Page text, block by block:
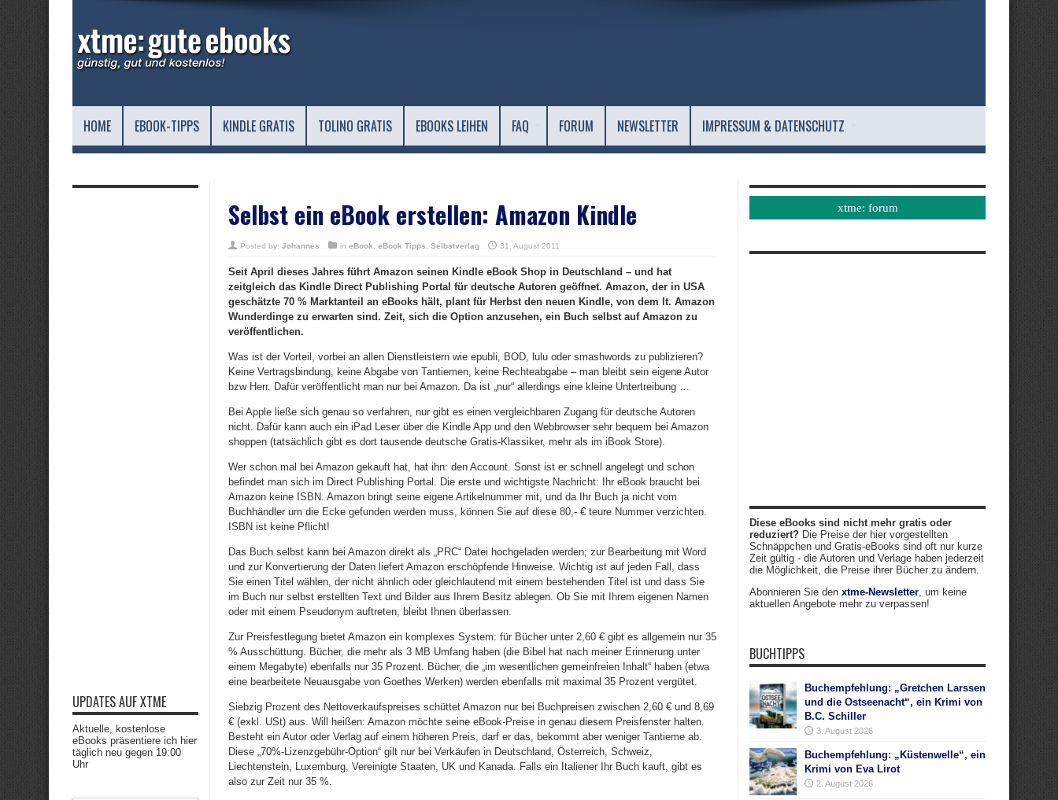
HOME EBOOK-TIPPS KINDLE GRATIS TOLINO GRATIS EBOOKS LEIHEN FAQ FORUM NEWSLETTER IMPRESSUM & DATENSCHUTZ
Selbst ein eBook erstellen: Amazon Kindle
Posted by: Johannes in eBook eBook Tipps Selbstverlag 31. August 2011
Seit April dieses Jahres führt Amazon seinen Kindle eBook Shop in Deutschland – und hat
zeitgleich das Kindle Direct Publishing Portal für deutsche Autoren geöffnet. Amazon, der in USA
geschätzte 70 % Marktanteil an eBooks hält, plant für Herbst den neuen Kindle, von dem lt. Amazon
Wunderdinge zu erwarten sind. Zeit, sich die Option anzusehen, ein Buch selbst auf Amazon zu
veröffentlichen.
Was ist der Vorteil, vorbei an allen Dienstleistern wie epubli, BOD, lulu oder smashwords zu publizieren?
Keine Vertragsbindung, keine Abgabe von Tantiemen, keine Rechteabgabe – man bleibt sein eigene Autor
bzw Herr. Dafür veröffentlicht man nur bei Amazon. Da ist „nur“ allerdings eine kleine Untertreibung …
Bei Apple ließe sich genau so verfahren, nur gibt es einen vergleichbaren Zugang für deutsche Autoren
nicht. Dafür kann auch ein iPad Leser über die Kindle App und den Webbrowser sehr bequem bei Amazon
shoppen (tatsächlich gibt es dort tausende deutsche Gratis-Klassiker, mehr als im iBook Store).
Wer schon mal bei Amazon gekauft hat, hat ihn: den Account. Sonst ist er schnell angelegt und schon
befindet man sich im Direct Publishing Portal. Die erste und wichtigste Nachricht: Ihr eBook braucht bei
Amazon keine ISBN. Amazon bringt seine eigene Artikelnummer mit, und da Ihr Buch ja nicht vom
Buchhändler um die Ecke gefunden werden muss, können Sie auf diese 80,- € teure Nummer verzichten.
ISBN ist keine Pflicht!
Das Buch selbst kann bei Amazon direkt als „PRC“ Datei hochgeladen werden; zur Bearbeitung mit Word
und zur Konvertierung der Daten liefert Amazon erschöpfende Hinweise. Wichtig ist auf jeden Fall, dass
Sie einen Titel wählen, der nicht ähnlich oder gleichlautend mit einem bestehenden Titel ist und dass Sie
im Buch nur selbst erstellten Text und Bilder aus Ihrem Besitz ablegen. Ob Sie mit Ihrem eigenen Namen
oder mit einem Pseudonym auftreten, bleibt Ihnen überlassen.
Zur Preisfestlegung bietet Amazon ein komplexes System: für Bücher unter 2,60 € gibt es allgemein nur 35
% Ausschüttung. Bücher, die mehr als 3 MB Umfang haben (die Bibel hat nach meiner Erinnerung unter
einem Megabyte) ebenfalls nur 35 Prozent. Bücher, die „im wesentlichen gemeinfreien Inhalt“ haben (etwa
eine bearbeitete Neuausgabe von Goethes Werken) werden ebenfalls mit maximal 35 Prozent vergütet.
Siebzig Prozent des Nettoverkaufspreises schüttet Amazon nur bei Buchpreisen zwischen 2,60 € und 8,69
€ (exkl. USt) aus. Will heißen: Amazon möchte seine eBook-Preise in genau diesem Preisfenster halten.
Besteht ein Autor oder Verlag auf einem höheren Preis, darf er das, bekommt aber weniger Tantieme ab.
Diese „70%-Lizenzgebühr-Option“ gilt nur bei Verkäufen in Deutschland, Österreich, Schweiz,
Liechtenstein, Luxemburg, Vereinigte Staaten, UK und Kanada. Falls ein Italiener Ihr Buch kauft, gibt es
also zur Zeit nur 35 %.
UPDATES AUF XTME
Aktuelle, kostenlose
eBooks präsentiere ich hier
täglich neu gegen 19:00
Uhr
xtme: forum
Diese eBooks sind nicht mehr gratis oder
reduziert? Die Preise der hier vorgestellten
Schnäppchen und Gratis-eBooks sind oft nur kurze
Zeit gültig - die Autoren und Verlage haben jederzeit
die Möglichkeit, die Preise ihrer Bücher zu ändern.
Abonnieren Sie den xtme-Newsletter, um keine
aktuellen Angebote mehr zu verpassen!
BUCHTIPPS
Buchempfehlung: „Gretchen Larssen
und die Ostseenacht“, ein Krimi von
B.C. Schiller
3. August 2026
Buchempfehlung: „Küstenwelle“, ein
Krimi von Eva Lirot
2. August 2026